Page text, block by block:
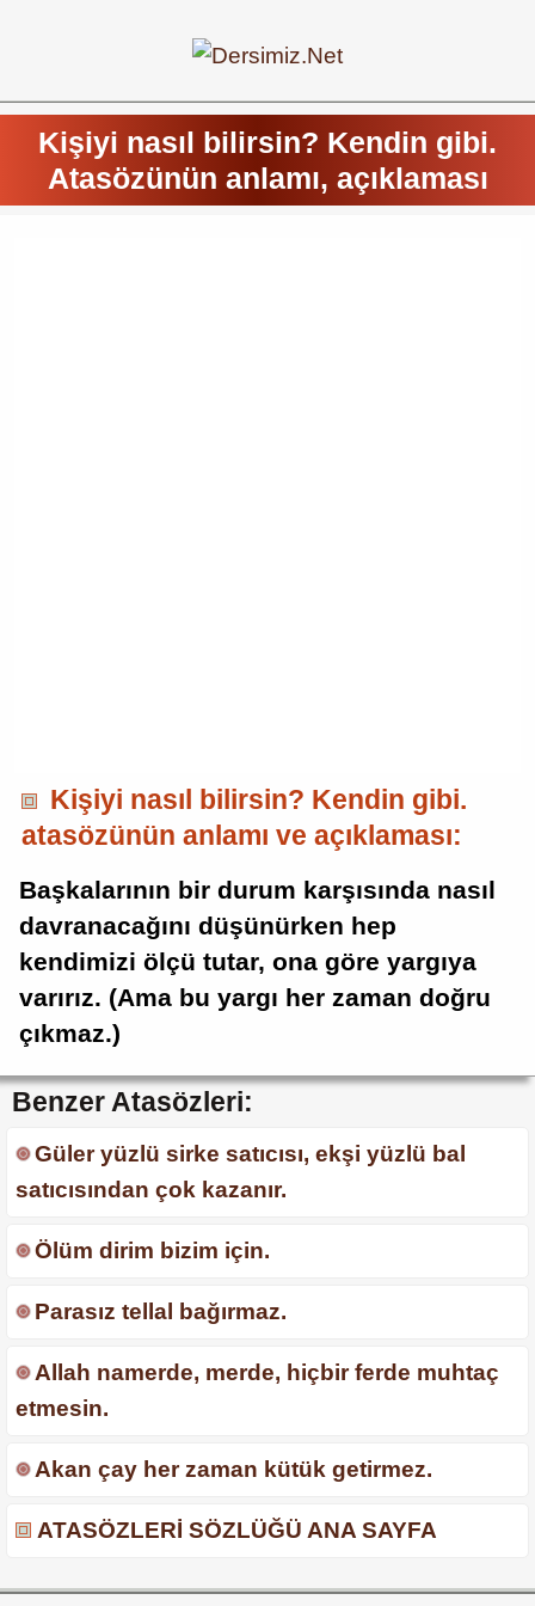
Kişiyi nasıl bilirsin? Kendin gibi.
Atasözünün anlamı, açıklaması
Kişiyi nasıl bilirsin? Kendin gibi.
atasözünün anlamı ve açıklaması:
Başkalarının bir durum karşısında nasıl
davranacağını düşünürken hep
kendimizi ölçü tutar, ona göre yargıya
varırız. (Ama bu yargı her zaman doğru
çıkmaz.)
Benzer Atasözleri:
Güler yüzlü sirke satıcısı, ekşi yüzlü bal
satıcısından çok kazanır.
Ölüm dirim bizim için.
Parasız tellal bağırmaz.
Allah namerde, merde, hiçbir ferde muhtaç
etmesin.
Akan çay her zaman kütük getirmez.
ATASÖZLERİ SÖZLÜĞÜ ANA SAYFA